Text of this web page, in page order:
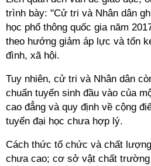
trình bày: "Cử tri và Nhân dân
học phổ thông quốc gia năm
theo hướng giảm áp lực và tốn
đình, xã hội.
Tuy nhiên, cử tri và Nhân dân
chuẩn tuyển sinh đầu vào của
cao đẳng và quy định về cộng
tuyển đại học chưa hợp lý.
Cách thức tổ chức và chất
chưa cao; cơ sở vật chất